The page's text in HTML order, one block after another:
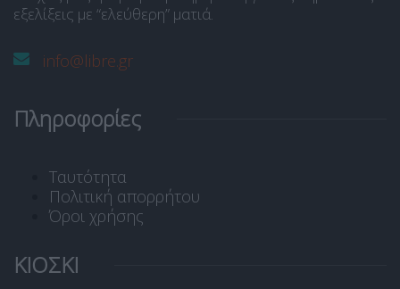
εξελίξεις με “ελεύθερη” ματιά.
info@libre.gr
Πληροφορίες
Ταυτότητα
Πολιτική απορρήτου
Όροι χρήσης
ΚΙΟΣΚΙ